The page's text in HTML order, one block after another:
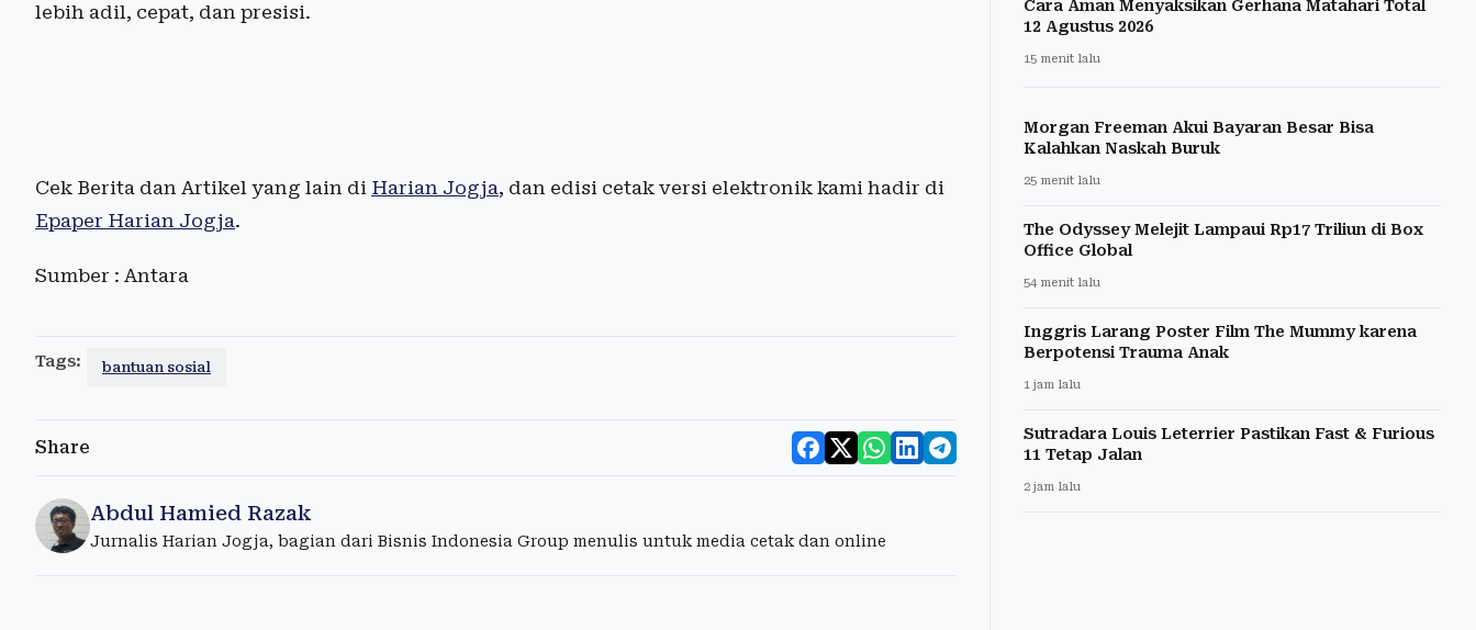
lebih adil, cepat, dan presisi.
Cek Berita dan Artikel yang lain di Harian Jogja, dan edisi cetak versi elektronik kami hadir di
Epaper Harian Jogja.
Sumber : Antara
Tags: bantuan sosial
Share
Abdul Hamied Razak
Jurnalis Harian Jogja, bagian dari Bisnis Indonesia Group menulis untuk media cetak dan online
Cara Aman Menyaksikan Gerhana Matahari Total
12 Agustus 2026
15 menit lalu
Morgan Freeman Akui Bayaran Besar Bisa
Kalahkan Naskah Buruk
25 menit lalu
The Odyssey Melejit Lampaui Rp17 Triliun di Box
Office Global
54 menit lalu
Inggris Larang Poster Film The Mummy karena
Berpotensi Trauma Anak
1 jam lalu
Sutradara Louis Leterrier Pastikan Fast & Furious
11 Tetap Jalan
2 jam lalu